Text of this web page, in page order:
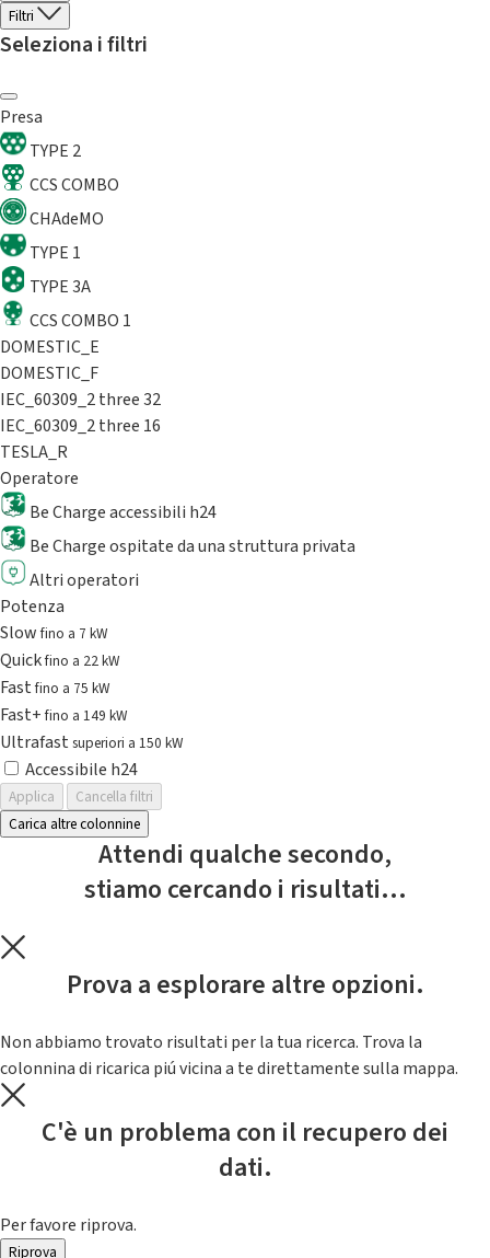
Filtri
Seleziona i filtri
Presa
TYPE 2
CCS COMBO
CHAdeMO
TYPE 1
TYPE 3A
CCS COMBO 1
DOMESTIC_E
DOMESTIC_F
IEC_60309_2 three 32
IEC_60309_2 three 16
TESLA_R
Operatore
Be Charge accessibili h24
Be Charge ospitate da una struttura privata
Altri operatori
Potenza
Slowfino a 7 kW
Quickfino a 22 kW
Fastfino a 75 kW
Fast+fino a 149 kW
Ultrafast superiori a 150 kW
Accessibile h24
Applica
Cancella filtri
Carica altre colonnine
Attendi qualche secondo,
stiamo cercando i risultati...
Prova a esplorare altre opzioni.
Non abbiamo trovato risultati per la tua ricerca. Trova la
colonnina di ricarica piú vicina a te direttamente sulla mappa.
C'è un problema con il recupero dei
dati.
Per favore riprova.
Riprova